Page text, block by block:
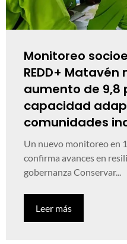
Monitoreo
REDD+
aumento de 9,8
capacidad
comunidades
Un nuevo monitoreo en
confirma avances en
gobernanza Conservar...
Leer más